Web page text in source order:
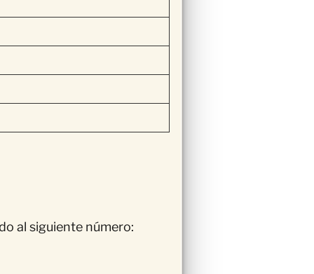
al siguiente número: